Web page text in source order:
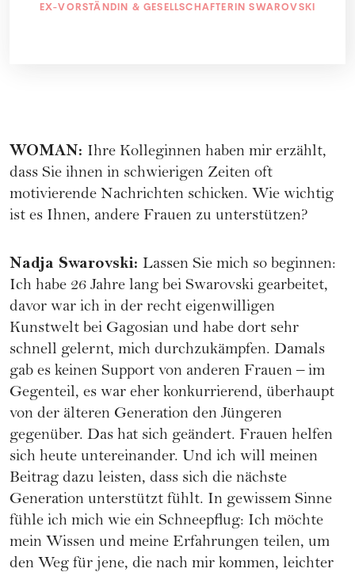
EX-VORSTÄNDIN & GESELLSCHAFTERIN SWAROVSKI
WOMAN: Ihre Kolleginnen haben mir erzählt,
dass Sie ihnen in schwierigen Zeiten oft
motivierende Nachrichten schicken. Wie wichtig
ist es Ihnen, andere Frauen zu unterstützen?
Nadja Swarovski: Lassen Sie mich so beginnen:
Ich habe 26 Jahre lang bei Swarovski gearbeitet,
davor war ich in der recht eigenwilligen
Kunstwelt bei Gagosian und habe dort sehr
schnell gelernt, mich durchzukämpfen. Damals
gab es keinen Support von anderen Frauen – im
Gegenteil, es war eher konkurrierend, überhaupt
von der älteren Generation den Jüngeren
gegenüber. Das hat sich geändert. Frauen helfen
sich heute untereinander. Und ich will meinen
Beitrag dazu leisten, dass sich die nächste
Generation unterstützt fühlt. In gewissem Sinne
fühle ich mich wie ein Schneepflug: Ich möchte
mein Wissen und meine Erfahrungen teilen, um
den Weg für jene, die nach mir kommen, leichter